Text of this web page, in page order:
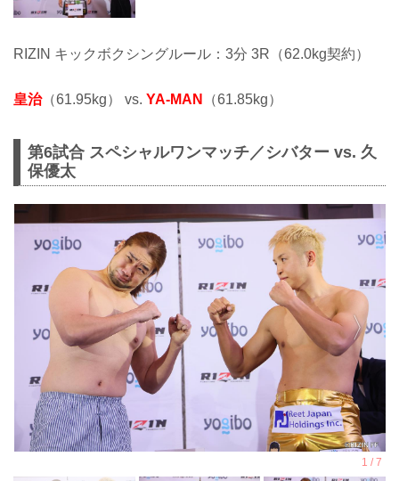
RIZIN キックボクシングルール：3分 3R（62.0kg契約）
皇治（61.95kg） vs. YA-MAN （61.85kg）
第6試合 スペシャルワンマッチ／シバター vs. 久
保優太